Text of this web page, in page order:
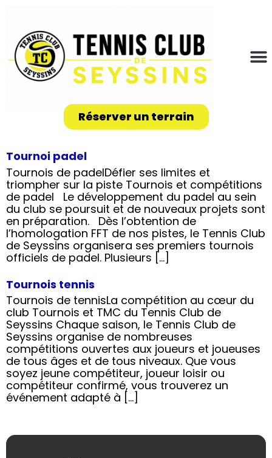
Réserver un terrain
Tournoi padel
Tournois de padelDéfier ses limites et
triompher sur la piste Tournois et compétitions
de padel Le développement du padel au sein
du club se poursuit et de nouveaux projets sont
en préparation. Dès l’obtention de
l’homologation FFT de nos pistes, le Tennis Club
de Seyssins organisera ses premiers tournois
officiels de padel. Plusieurs […]
Tournois tennis
Tournois de tennisLa compétition au cœur du
club Tournois et TMC du Tennis Club de
Seyssins Chaque saison, le Tennis Club de
Seyssins organise de nombreuses
compétitions ouvertes aux joueurs et joueuses
de tous âges et de tous niveaux. Que vous
soyez jeune compétiteur, joueur loisir ou
compétiteur confirmé, vous trouverez un
événement adapté à […]